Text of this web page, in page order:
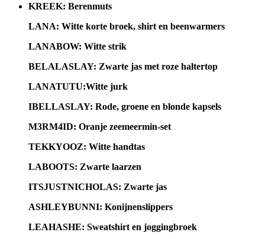
KREEK: Berenmuts
LANA: Witte korte broek, shirt en beenwarmers
LANABOW: Witte strik
BELALASLAY: Zwarte jas met roze haltertop
LANATUTU:Witte jurk
IBELLASLAY: Rode, groene en blonde kapsels
M3RM4ID: Oranje zeemeermin-set
TEKKYOOZ: Witte handtas
LABOOTS: Zwarte laarzen
ITSJUSTNICHOLAS: Zwarte jas
ASHLEYBUNNI: Konijnenslippers
LEAHASHE: Sweatshirt en joggingbroek